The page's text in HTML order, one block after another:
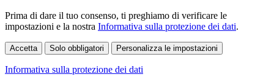
Prima di dare il tuo consenso, ti preghiamo di verificare le
impostazioni e la nostra Informativa sulla protezione dei dati.
Accetta Solo obbligatori Personalizza le impostazioni
Informativa sulla protezione dei dati